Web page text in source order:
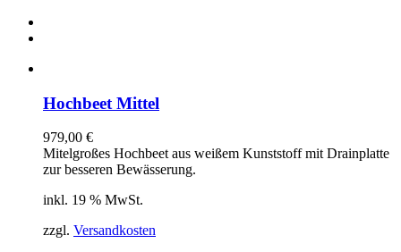
Hochbeet Mittel
979,00 €
Mitelgroßes Hochbeet aus weißem Kunststoff mit Drainplatte
zur besseren Bewässerung.
inkl. 19 % MwSt.
zzgl. Versandkosten